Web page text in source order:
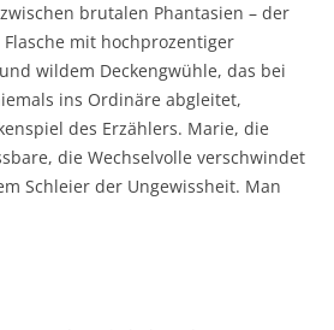
brutalen Phantasien – der
mit hochprozentiger
wildem Deckengwühle, das bei
ins Ordinäre abgleitet,
des Erzählers. Marie, die
die Wechselvolle verschwindet
Schleier der Ungewissheit. Man